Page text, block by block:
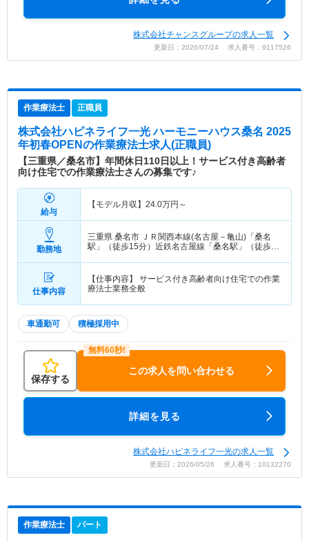
株式会社チャンスグループの求人一覧
更新日：2026/07/24 求人番号：9117526
作業療法士 正職員
株式会社ハピネライフ一光 ハーモニーハウス桑名 2025
年初春OPENの作業療法士求人(正職員)
【三重県／桑名市】年間休日110日以上！サービス付き高齢者
向け住宅での作業療法士さんの募集です♪
給与
【モデル月収】 24.0万円～
勤務地
三重県 桑名市 ＪＲ関西本線(名古屋－亀山)「桑名
駅」（徒歩15分）近鉄名古屋線「桑名駅」（徒歩
仕事内容
【仕事内容】 サービス付き高齢者向け住宅での作業
療法士業務全般
車通勤可 積極採用中
保存する
この求人を問い合わせる
詳細を見る
株式会社ハピネライフ一光の求人一覧
更新日：2026/05/26 求人番号：10132270
作業療法士 パート